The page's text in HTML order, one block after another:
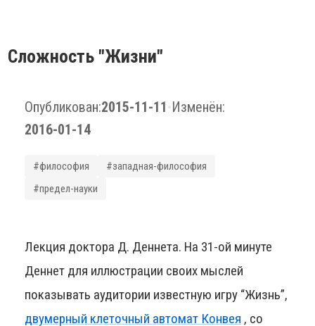
Сложность "Жизни"
Опубликован:2015-11-11•Изменён:
2016-01-14
#философия
#западная-философия
#предел-науки
Лекция доктора Д. Деннета. На 31-ой минуте
Деннет для иллюстрации своих мыслей
показывать аудитории известную игру “Жизнь”,
двумерный клеточный автомат Конвея , со